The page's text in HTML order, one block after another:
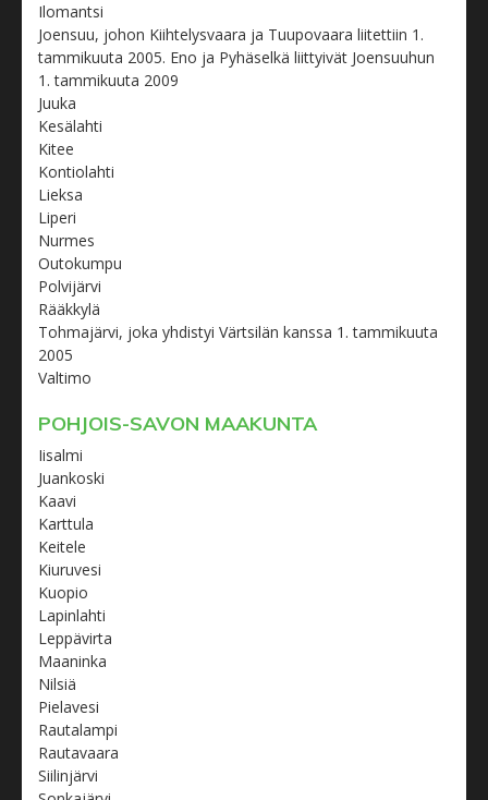
Ilomantsi
Joensuu, johon Kiihtelysvaara ja Tuupovaara liitettiin 1.
tammikuuta 2005. Eno ja Pyhäselkä liittyivät Joensuuhun
1. tammikuuta 2009
Juuka
Kesälahti
Kitee
Kontiolahti
Lieksa
Liperi
Nurmes
Outokumpu
Polvijärvi
Rääkkylä
Tohmajärvi, joka yhdistyi Värtsilän kanssa 1. tammikuuta
2005
Valtimo
POHJOIS-SAVON MAAKUNTA
Iisalmi
Juankoski
Kaavi
Karttula
Keitele
Kiuruvesi
Kuopio
Lapinlahti
Leppävirta
Maaninka
Nilsiä
Pielavesi
Rautalampi
Rautavaara
Siilinjärvi